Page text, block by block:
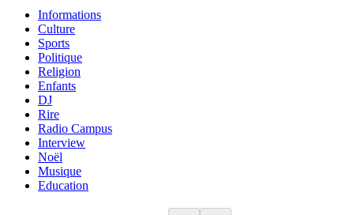
Informations
Culture
Sports
Politique
Religion
Enfants
DJ
Rire
Radio Campus
Interview
Noël
Musique
Education